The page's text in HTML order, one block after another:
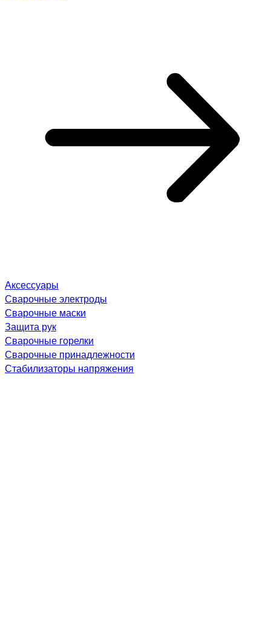
Аксессуары
Сварочные электроды
Сварочные маски
Защита рук
Сварочные горелки
Сварочные принадлежности
Стабилизаторы напряжения